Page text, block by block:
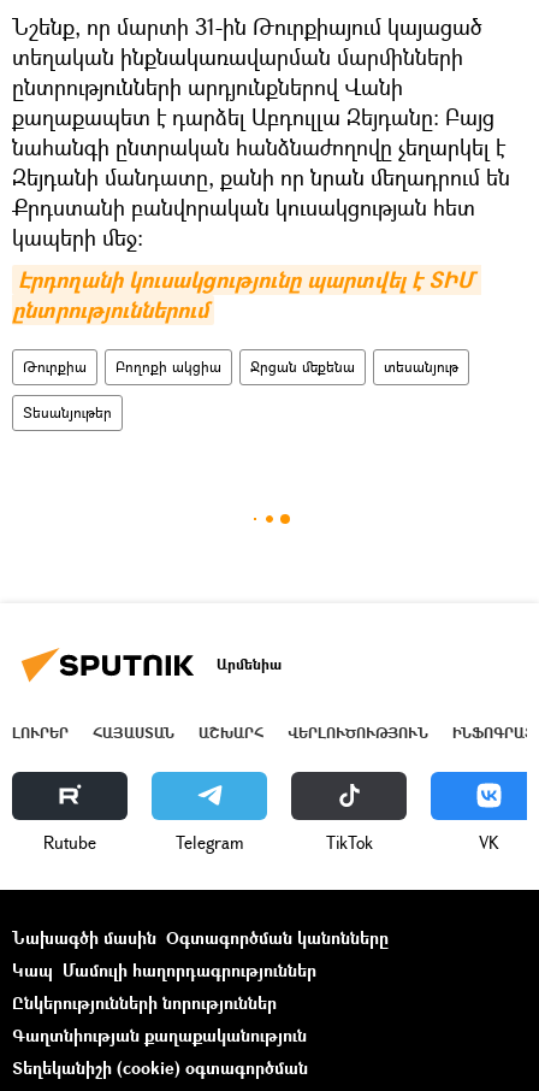
Նշենք, որ մարտի 31-ին Թուրքիայում կայացած
տեղական ինքնակառավարման մարմինների
ընտրությունների արդյունքներով Վանի
քաղաքապետ է դարձել Աբդուլլա Զեյդանը։ Բայց
նահանգի ընտրական հանձնաժողովը չեղարկել է
Զեյդանի մանդատը, քանի որ նրան մեղադրում են
Քրդստանի բանվորական կուսակցության հետ
կապերի մեջ։
Էրդողանի կուսակցությունը պարտվել է ՏԻՄ
ընտրություններում
Թուրքիա Բողոքի ակցիա Ջրցան մեքենա տեսանյութ
Տեսանյութեր
Արմենիա
ԼՈՒՐԵՐ ՀԱՅԱՍՏԱՆ ԱՇԽԱՐՀ ՎԵՐԼՈՒԾՈՒԹՅՈՒՆ
Rutube Telegram ТikТоk VK
Նախագծի մասին Օգտագործման կանոնները
Կապ Մամուլի հաղորդագրություններ
Ընկերությունների նորություններ
Գաղտնիության քաղաքականություն
Տեղեկանիշի (cookie) օգտագործման